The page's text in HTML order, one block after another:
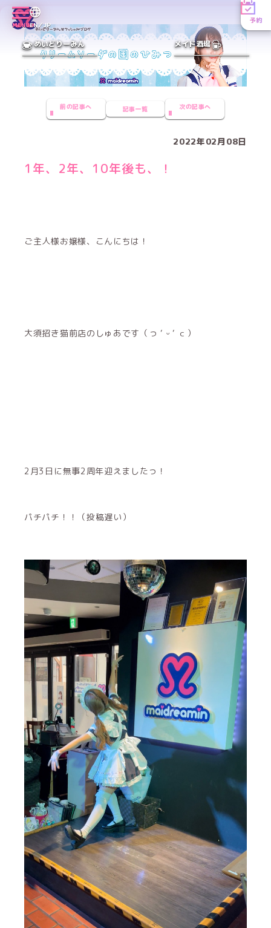
MENUEN／JP
予約
めいどりーみん メイド酒場
前の記事へ 記事一覧 次の記事へ
2022年02月08日
1年、2年、10年後も、！
ご主人様お嬢様、こんにちは！
大須招き猫前店のしゅあです（っ ‘ ᵕ ‘ ｃ）
2月3日に無事2周年迎えましたっ！
パチパチ！！（投稿遅い）